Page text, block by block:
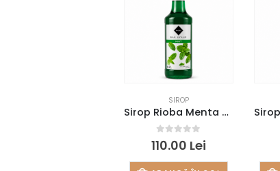
SIROP
Sirop Rioba Menta 0.7l
0out of 5
110.00 Lei